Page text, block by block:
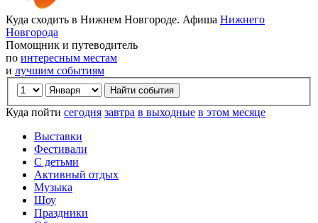
Куда сходить в Нижнем Новгороде. Афиша Нижнего
Новгорода
Помощник и путеводитель
по интересным местам
и лучшим событиям
Куда пойти сегодня завтра в выходные в этом месяце
Выставки
Фестивали
С детьми
Активный отдых
Музыка
Шоу
Праздники